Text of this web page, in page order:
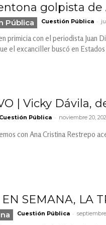
golpista de
Pública Cuestión Pública -
primicia con el periodista Juan
el excanciller buscó en
| Vicky Dávila,
Cuestión Pública - noviembre 20,
con Ana Cristina Restrepo
EN SEMANA, LA
Cuestión Pública -